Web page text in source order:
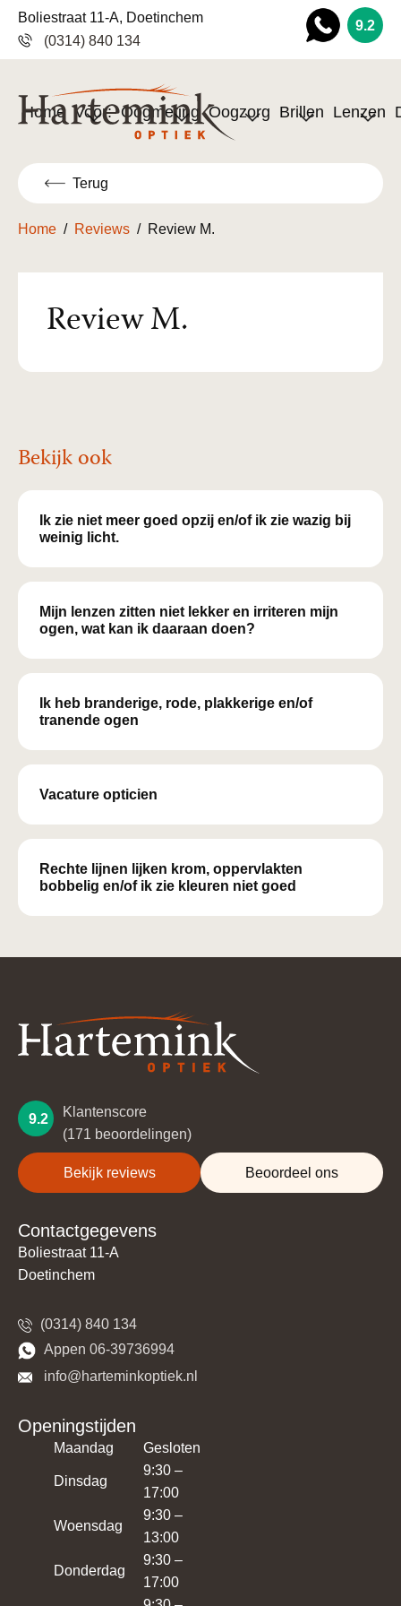
9.2
Boliestraat 11-A, Doetinchem
(0314) 840 134
Home Voor: Oogmeting Oogzorg Brillen Lenzen
Terug
Home / Reviews / Review M.
Review M.
Bekijk ook
Ik zie niet meer goed opzij en/of ik zie wazig bij
weinig licht.
Mijn lenzen zitten niet lekker en irriteren mijn
ogen, wat kan ik daaraan doen?
Ik heb branderige, rode, plakkerige en/of
tranende ogen
Vacature opticien
Rechte lijnen lijken krom, oppervlakten
bobbelig en/of ik zie kleuren niet goed
Contactgegevens
Boliestraat 11-A
Doetinchem
(0314) 840 134
​​Appen 06-39736994
​​​ info@harteminkoptiek.nl
Openingstijden
Maandag Gesloten
Dinsdag
9:30 –
17:00
Woensdag
9:30 –
13:00
Donderdag
9:30 –
17:00
9.2
Klantenscore
(171 beoordelingen)
Bekijk reviews Beoordeel ons